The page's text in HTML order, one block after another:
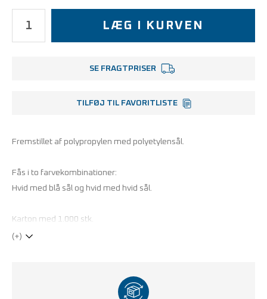
LÆG I KURVEN
SE FRAGTPRISER
TILFØJ TIL FAVORITLISTE
Fremstillet af polypropylen med polyetylensål.
Fås i to farvekombinationer:
Hvid med blå sål og hvid med hvid sål.
Karton med 1.000 stk.
(+)